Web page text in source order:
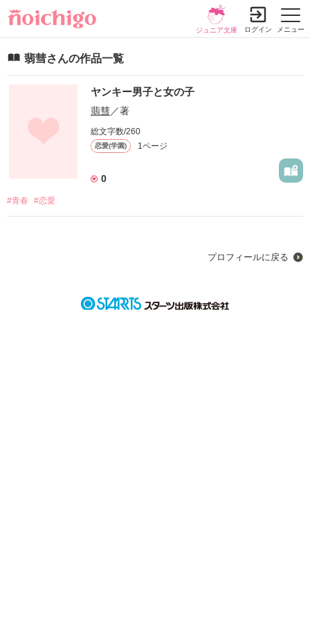
メニュー
ジュニア文庫 ログイン
翡彗さんの作品一覧
ヤンキー男子と女の子
翡彗／著
総文字数/260
恋愛(学園) 1ページ
0
#青春 #恋愛
プロフィールに戻る